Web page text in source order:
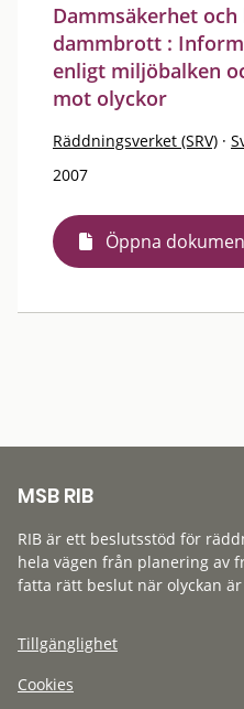
Dammsäkerhet
dammbrott :
enligt miljöbalken
mot olyckor
Räddningsverket (SRV) ·
2007
Öppna
MSB RIB
RIB är ett beslutsstöd för
hela vägen från planering av
fatta rätt beslut när olyckan
Tillgänglighet
Cookies